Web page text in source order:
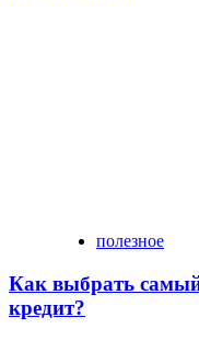
полезное
Как выбрать
кредит?